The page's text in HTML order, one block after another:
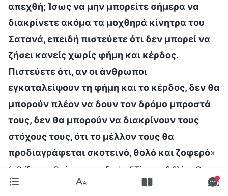
απεχθή; Ίσως να μην μπορείτε σήμερα να
διακρίνετε ακόμα τα μοχθηρά κίνητρα του
Σατανά, επειδή πιστεύετε ότι δεν μπορεί να
ζήσει κανείς χωρίς φήμη και κέρδος.
Πιστεύετε ότι, αν οι άνθρωποι
εγκαταλείψουν τη φήμη και το κέρδος, δεν θα
μπορούν πλέον να δουν τον δρόμο μπροστά
τους, δεν θα μπορούν να διακρίνουν τους
στόχους τους, ότι το μέλλον τους θα
προδιαγράφεται σκοτεινό, θολό και ζοφερό»
(«Ο ίδιος ο Θεός, ο μοναδικός ΣΤ΄» στο βιβλίο «Ο
Λόγος Ενσαρκώνεται»)
. Στις αποκαλύψεις των